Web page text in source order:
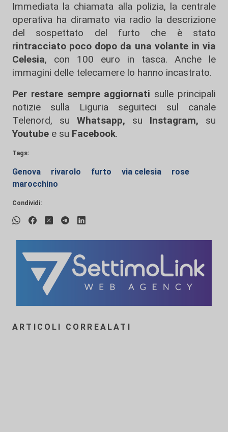
Immediata la chiamata alla polizia, la centrale
operativa ha diramato via radio la descrizione
del sospettato del furto che è stato
rintracciato poco dopo da una volante in via
Celesia, con 100 euro in tasca. Anche le
immagini delle telecamere lo hanno incastrato.
Per restare sempre aggiornati sulle principali
notizie sulla Liguria seguiteci sul canale
Telenord, su
Whatsapp, su Instagram, su
Youtube e su Facebook.
Tags:
Genova rivarolo furto via celesia
rose
marocchino
Condividi:
ARTICOLI CORREALATI